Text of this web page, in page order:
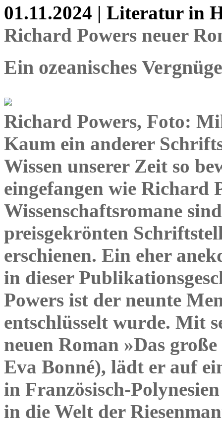
01.11.2024 | Literatur in
Richard Powers neuer
Ein ozeanisches
Richard Powers, Foto:
Kaum ein anderer
Wissen unserer Zeit so
eingefangen wie Richard
Wissenschaftsromane
preisgekrönten
erschienen. Ein eher
in dieser
Powers ist der neunte
entschlüsselt wurde. Mit
neuen Roman »Das
Eva Bonné), lädt er auf
in Französisch-
in die Welt der